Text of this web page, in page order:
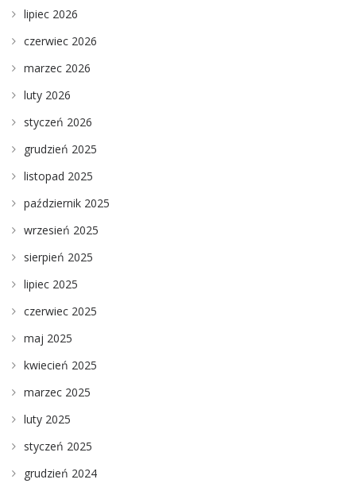
lipiec 2026
czerwiec 2026
marzec 2026
luty 2026
styczeń 2026
grudzień 2025
listopad 2025
październik 2025
wrzesień 2025
sierpień 2025
lipiec 2025
czerwiec 2025
maj 2025
kwiecień 2025
marzec 2025
luty 2025
styczeń 2025
grudzień 2024